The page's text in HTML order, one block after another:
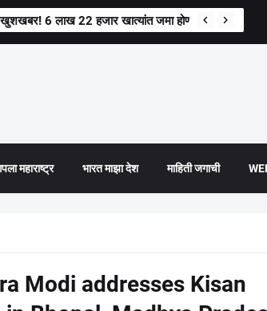
खुशखबर! 6 लाख 22 हजार खात्यांत जमा होणार 5,029 कोटींचा
महाराष्ट्र भारत माझा देश माहिती जगाची
Modi addresses Kisan